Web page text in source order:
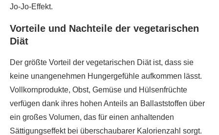
Jo-Jo-Effekt.
Vorteile und Nachteile der vegetarischen
Diät
Der größte Vorteil der vegetarischen Diät ist, dass sie
keine unangenehmen Hungergefühle aufkommen lässt.
Vollkornprodukte, Obst, Gemüse und Hülsenfrüchte
verfügen dank ihres hohen Anteils an Ballaststoffen über
ein großes Volumen, das für einen anhaltenden
Sättigungseffekt bei überschaubarer Kalorienzahl sorgt.